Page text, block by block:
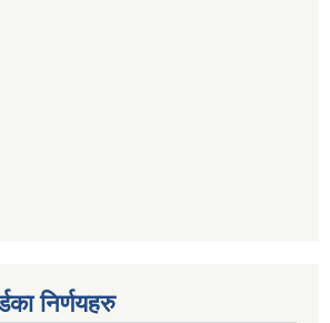
निर्णयहरु